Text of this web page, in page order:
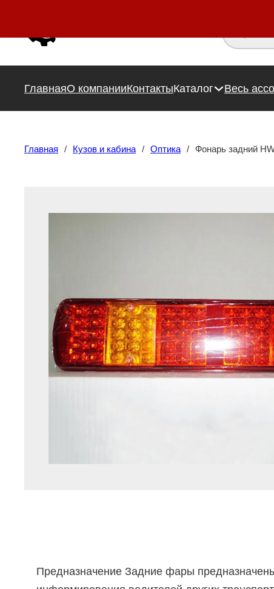
Поиск
ГлавнаяО компанииКонтактыКаталог Весь
Главная / Кузов и кабина / Оптика / Фонарь задний
Предназначение Задние фары